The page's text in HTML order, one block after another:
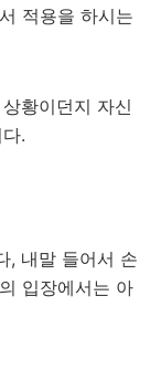
적용을 하시는
황이던지 자신
.
, 내말 들어서 손
입장에서는 아